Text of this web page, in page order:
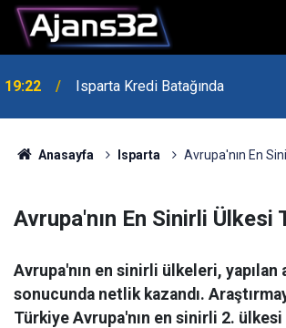
19:22 Isparta Kredi Batağında
Anasayfa Isparta Avrupa'nın En
Avrupa'nın En Sinirli Ülkesi
Avrupa'nın en sinirli ülkeleri, yapılan
sonucunda netlik kazandı.
Türkiye Avrupa'nın en sinirli 2.